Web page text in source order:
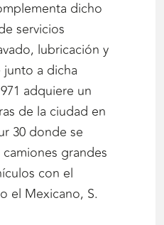
dicho
servicios
lubricación y
a dicha
adquiere un
de la ciudad en
30 donde se
grandes
con el
el Mexicano, S.